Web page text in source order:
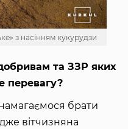
з насінням кукурудзи
та ЗЗР яких
перевагу?
брати
вітчизняна